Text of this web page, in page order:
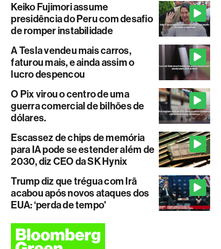
Keiko Fujimori assume
presidência do Peru com desafio
de romper instabilidade
A Tesla vendeu mais carros,
faturou mais, e ainda assim o
lucro despencou
O Pix virou o centro de uma
guerra comercial de bilhões de
dólares.
Escassez de chips de memória
para IA pode se estender além de
2030, diz CEO da SK Hynix
Trump diz que trégua com Irã
acabou após novos ataques dos
EUA: ‘perda de tempo'